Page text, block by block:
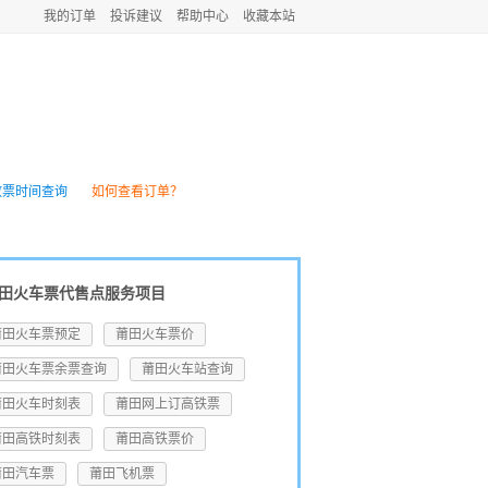
我的订单 投诉建议 帮助中心 收藏本站
时间查询 如何查看订单？
火车票代售点服务项目
火车票预定 莆田火车票价
火车票余票查询 莆田火车站查询
火车时刻表 莆田网上订高铁票
高铁时刻表 莆田高铁票价
汽车票 莆田飞机票